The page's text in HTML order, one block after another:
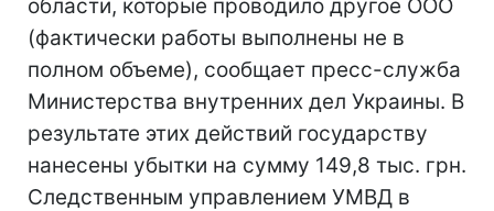
области, которые проводило другое ООО
(фактически работы выполнены не в
полном объеме), сообщает пресс-служба
Министерства внутренних дел Украины. В
результате этих действий государству
нанесены убытки на сумму 149,8 тыс. грн.
Следственным управлением УМВД в